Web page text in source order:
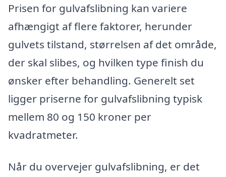
Prisen for gulvafslibning kan variere
afhængigt af flere faktorer, herunder
gulvets tilstand, størrelsen af det område,
der skal slibes, og hvilken type finish du
ønsker efter behandling. Generelt set
ligger priserne for gulvafslibning typisk
mellem 80 og 150 kroner per
kvadratmeter.
Når du overvejer gulvafslibning, er det